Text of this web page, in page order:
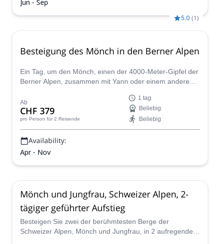
Jun - Sep
5.0 (1)
Besteigung des Mönch in den Berner Alpen
Ein Tag, um den Mönch, einen der 4000-Meter-Gipfel der
Berner Alpen, zusammen mit Yann oder einem anderen
besteigen.
Ab
CHF 379
pro Person für 2 Reisende
1 tag
Beliebig
Beliebig
Availability:
Apr - Nov
Mönch und Jungfrau, Schweizer Alpen, 2-
tägiger geführter Aufstieg
Besteigen Sie zwei der berühmtesten Berge der
Schweizer Alpen, Mönch und Jungfrau, in 2 aufregenden